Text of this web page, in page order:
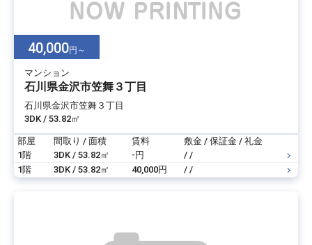
40,000円～
マンション
石川県金沢市笠舞３丁目
石川県金沢市笠舞３丁目
3DK / 53.82㎡
部屋 間取り / 面積 賃料
敷金 / 保証金 / 礼金
1階
3DK / 53.82㎡ -円
/ /
1階
3DK / 53.82㎡ 40,000円 / /